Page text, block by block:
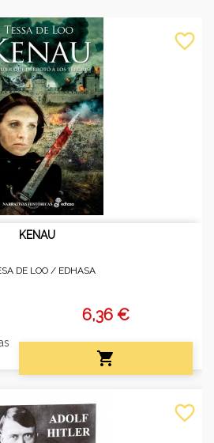
KENAU
DE LOO / EDHASA
6,36 €

favorite_border
favorite_border